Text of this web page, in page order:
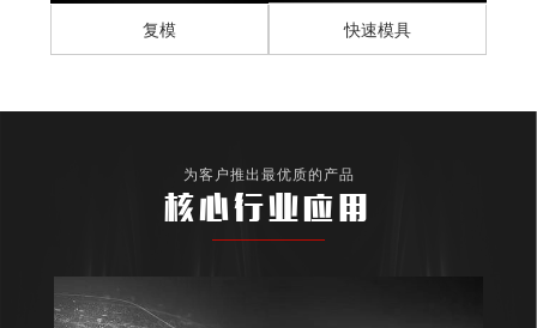
复模 快速模具
为客户推出最优质的产品
核心行业应用